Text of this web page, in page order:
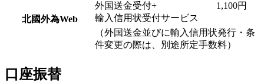
北國外為Web
外国送金受付+
輸入信用状受付サービス
1,100円
（外国送金並びに輸入信用状発行・条
件変更の際は、別途所定手数料）
口座振替